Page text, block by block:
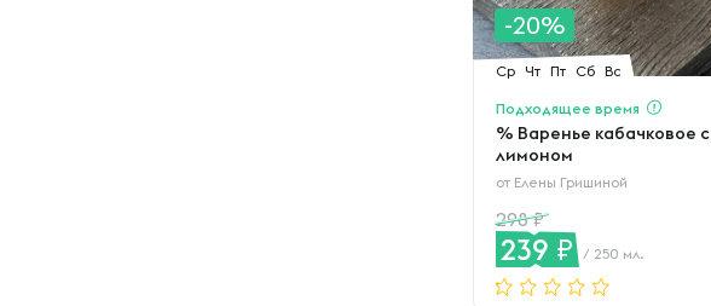
-20%
Ср Чт Пт Сб Вс
Подходящее время
% Варенье кабачковое с
лимоном
от Елены Гришиной
298
239 / 250 мл.